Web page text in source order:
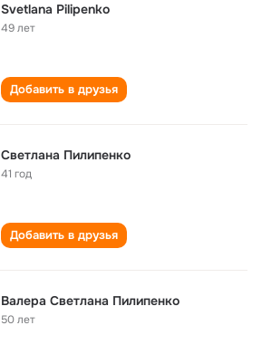
Svetlana Pilipenko
49 лет
Добавить в друзья
Светлана Пилипенко
41 год
Добавить в друзья
Валера Светлана Пилипенко
50 лет